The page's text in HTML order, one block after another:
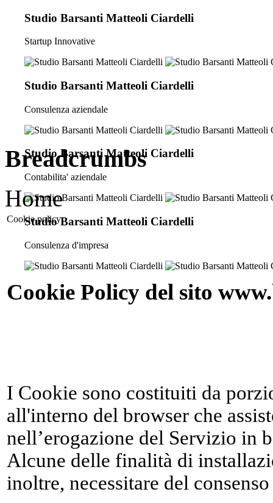
Studio Barsanti Matteoli Ciardelli
Startup Innovative
Studio Barsanti Matteoli Ciardelli
Consulenza aziendale
Studio Barsanti Matteoli Ciardelli
Contabilita' aziendale
Studio Barsanti Matteoli Ciardelli
Consulenza d'impresa
Breadcrumbs
Home
Cookie policy
Cookie Policy del sito
I Cookie sono costituiti da
all'interno del browser che
nell’erogazione del Servizio in
Alcune delle finalità di
inoltre, necessitare del